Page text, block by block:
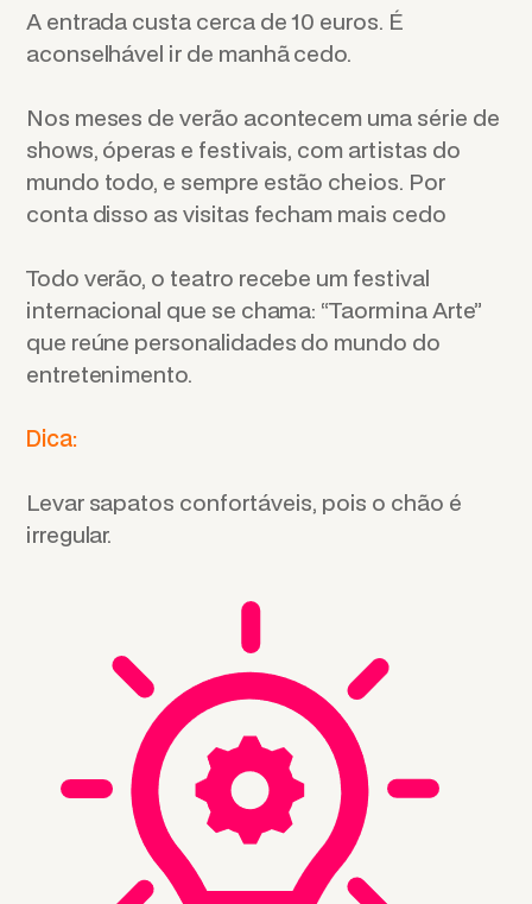
A entrada custa cerca de 10 euros. É
aconselhável ir de manhã cedo.
Nos meses de verão acontecem uma série de
shows, óperas e festivais, com artistas do
mundo todo, e sempre estão cheios. Por
conta disso as visitas fecham mais cedo
Todo verão, o teatro recebe um festival
internacional que se chama: “Taormina Arte”
que reúne personalidades do mundo do
entretenimento.
Dica:
Levar sapatos confortáveis, pois o chão é
irregular.